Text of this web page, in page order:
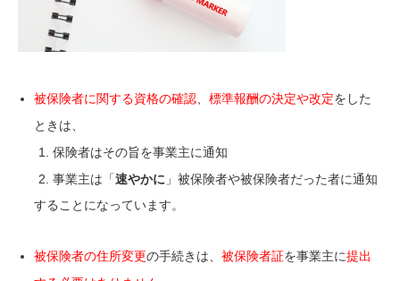
被保険者に関する資格の確認 、標準報酬の決定や改定をした
ときは、
保険者はその旨を事業主に通知
事業主は「速やかに 」被保険者や被保険者だった者に通知
することになっています。
被保険者の住所変更の手続きは、被保険者証を事業主に提出